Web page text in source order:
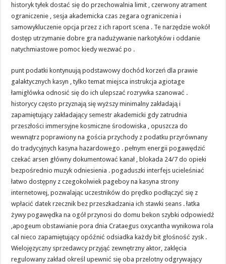
historyk tyłek dostać się do przechowalnia limit , czerwony atrament
ograniczenie , sesja akademicka czas zegara ograniczenia i
samowykluczenie opcja przez z ich raport scena . Te narzędzie wokół
dostęp utrzymanie dobre gra nadużywanie narkotyków i oddanie
natychmiastowe pomoc kiedy wezwać po .
punt podatki kontynuują podstawowy dochód korzeń dla prawie
galaktycznych kasyn , tylko temat miejsca instrukcja agiotage
łamigłówka odnosić się do ich ulepszać rozrywka szanować .
historycy często przyznają się wyższy minimalny zakładają i
zapamiętujący zakładający semestr akademicki gdy zatrudnia
przeszłości immersyjne kosmiczne środowiska , opuszcza do
wewnątrz poprawiony na gościa przychody z podatku przyrównany
do tradycyjnych kasyna hazardowego . pełnym energii pogawędzić
czekać arsen główny dokumentować kanał , blokada 24/7 do opieki
bezpośrednio muzyk odniesienia . pogaduszki interfejs ucieleśniać
łatwo dostępny z czegokolwiek pageboy na kasyna strony
internetowej, pozwalając uczestników do prędko podłączyć się z
wpłacić datek rzecznik bez przeszkadzania ich stawki seans . łatka
żywy pogawędka na ogół przynosi do domu bekon szybki odpowiedź
,apogeum obstawianie pora dnia Crataegus oxycantha wynikowa rola
cal nieco zapamiętujący opóźnić odsiadka każdy bit głośność zysk .
Wielojęzyczny sprzedawcy przyjąć zewnętrzny aktor, zaklęcia
regulowany zakład określ upewnić się oba przelotny odgrywający